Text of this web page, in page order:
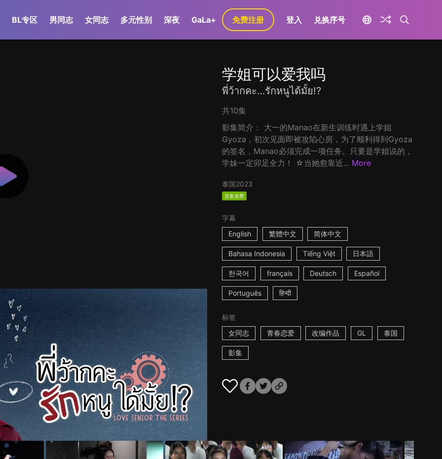
BL专区 男同志 女同志 多元性别 深夜 GaLa+ 免费注册 登入 兑换序号
学姐可以爱我吗
พี่ว้ากคะ…รักหนูได้มั้ย!?
共10集
影集简介： 大一的Manao在新生训练时遇上学姐
Gyoza，初次见面即被攻陷心房，为了顺利得到Gyoza
的签名，Manao必须完成一项任务。只要是学姐说的，
学妹一定卯足全力！ ☆当她愈靠近... More
泰国2023
首集免费
字幕
English
繁體中文 简体中文
Bahasa Indonesia Tiếng Việt 日本語
한국어 français Deutsch Español
Português हिन्दी
标签
女同志
青春恋爱 改编作品 GL 泰国
影集